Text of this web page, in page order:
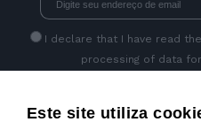
I declare that I have read
processing of data
Este site utiliza